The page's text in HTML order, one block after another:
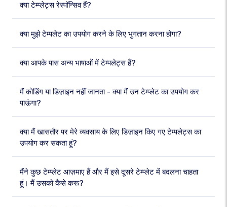
क्या टेम्प्लेट्स रेस्पॉन्सिव हैं?
क्या मुझे टेम्पलेट का उपयोग करने के लिए भुगतान करना होगा?
क्या आपके पास अन्य भाषाओं में टेम्पलेट्स हैं?
मैं कोडिंग या डिज़ाइन नहीं जानता - क्या मैं उन टेम्प्लेट का उपयोग कर
पाऊंगा?
क्या मैं खासतौर पर मेरे व्यवसाय के लिए डिज़ाइन किए गए टेम्पलेट्स का
उपयोग कर सकता हूं?
मैंने कुछ टेम्प्लेट आज़माए हैं और मैं इसे दूसरे टेम्प्लेट में बदलना चाहता
हूं। मैं उसको कैसे करू?